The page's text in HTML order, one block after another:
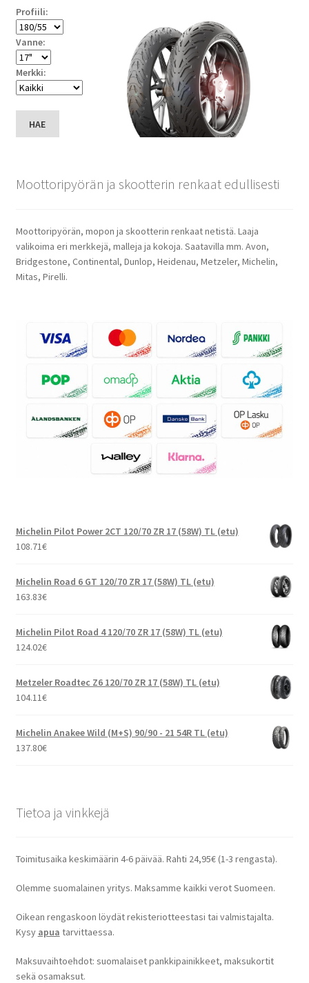
Profiili:
Vanne:
Merkki:
HAE
Moottoripyörän ja skootterin renkaat edullisesti
Moottoripyörän, mopon ja skootterin renkaat netistä. Laaja
valikoima eri merkkejä, malleja ja kokoja. Saatavilla mm. Avon,
Bridgestone, Continental, Dunlop, Heidenau, Metzeler, Michelin,
Mitas, Pirelli.
Michelin Pilot Power 2CT 120/70 ZR 17 (58W) TL (etu)
108.71€
Michelin Road 6 GT 120/70 ZR 17 (58W) TL (etu)
163.83€
Michelin Pilot Road 4 120/70 ZR 17 (58W) TL (etu)
124.02€
Metzeler Roadtec Z6 120/70 ZR 17 (58W) TL (etu)
104.11€
Michelin Anakee Wild (M+S) 90/90 - 21 54R TL (etu)
137.80€
Tietoa ja vinkkejä
Toimitusaika keskimäärin 4-6 päivää. Rahti 24,95€ (1-3 rengasta).
Olemme suomalainen yritys. Maksamme kaikki verot Suomeen.
Oikean rengaskoon löydät rekisteriotteestasi tai valmistajalta.
Kysy apua tarvittaessa.
Maksuvaihtoehdot: suomalaiset pankkipainikkeet, maksukortit
sekä osamaksut.